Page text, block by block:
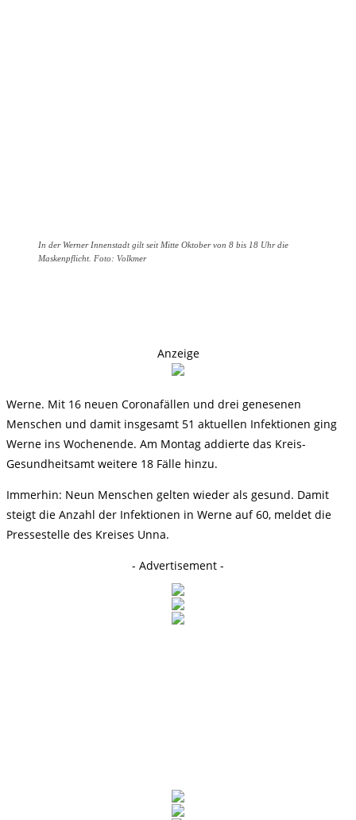
In der Werner Innenstadt gilt seit Mitte Oktober von 8 bis 18 Uhr die
Maskenpflicht. Foto: Volkmer
Anzeige
Werne. Mit 16 neuen Coronafällen und drei genesenen
Menschen und damit insgesamt 51 aktuellen Infektionen ging
Werne ins Wochenende. Am Montag addierte das Kreis-
Gesundheitsamt weitere 18 Fälle hinzu.
Immerhin: Neun Menschen gelten wieder als gesund. Damit
steigt die Anzahl der Infektionen in Werne auf 60, meldet die
Pressestelle des Kreises Unna.
- Advertisement -